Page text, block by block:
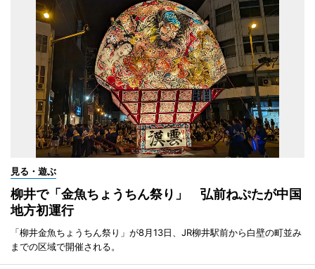
見る・遊ぶ
柳井で「金魚ちょうちん祭り」 弘前ねぷたが中国
地方初運行
「柳井金魚ちょうちん祭り」が8月13日、JR柳井駅前から白壁の町並み
までの区域で開催される。